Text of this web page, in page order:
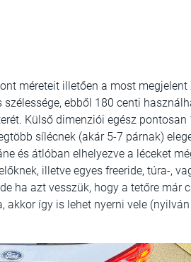
méreteit illetően a most megjelent
ebből 180 centi
Külső dimenziói egész pontosan
sílécnek (akár 5-7 párnak)
és átlóban elhelyezve a léceket
illetve egyes freeride, túra-,
ha azt vesszük, hogy a tetőre már
így is lehet nyerni vele